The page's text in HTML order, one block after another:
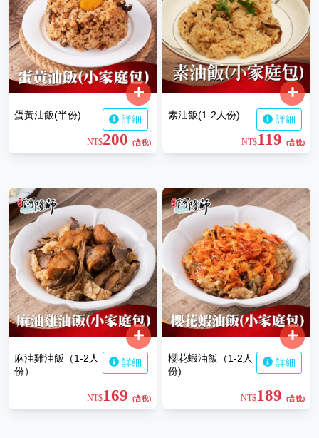
詳細
蛋黃油飯(半份)
NT$200 (含稅)
詳細
素油飯(1-2人份)
NT$119(含稅)
詳細
麻油雞油飯（1-2人
份）
NT$169 (含稅)
詳細
櫻花蝦油飯（1-2人
份)
NT$189(含稅)